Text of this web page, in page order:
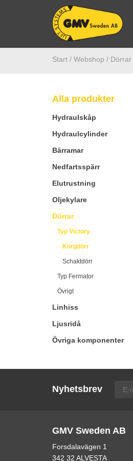
Start / Webshop / Dörrar
Alla produkter
Hydraulskåp
Hydraulcylinder
Bärramar
Nedfartsspärr
Elutrustning
Oljekylare
Dörrar
Typ Victory
Korgdörr
Schaktdörr
Typ Fermator
Övrigt
Linhiss
Ljusridå
Övriga komponenter
Nyhetsbrev
GMV Sweden AB
Forsdalavägen 1
342 32 ALVESTA